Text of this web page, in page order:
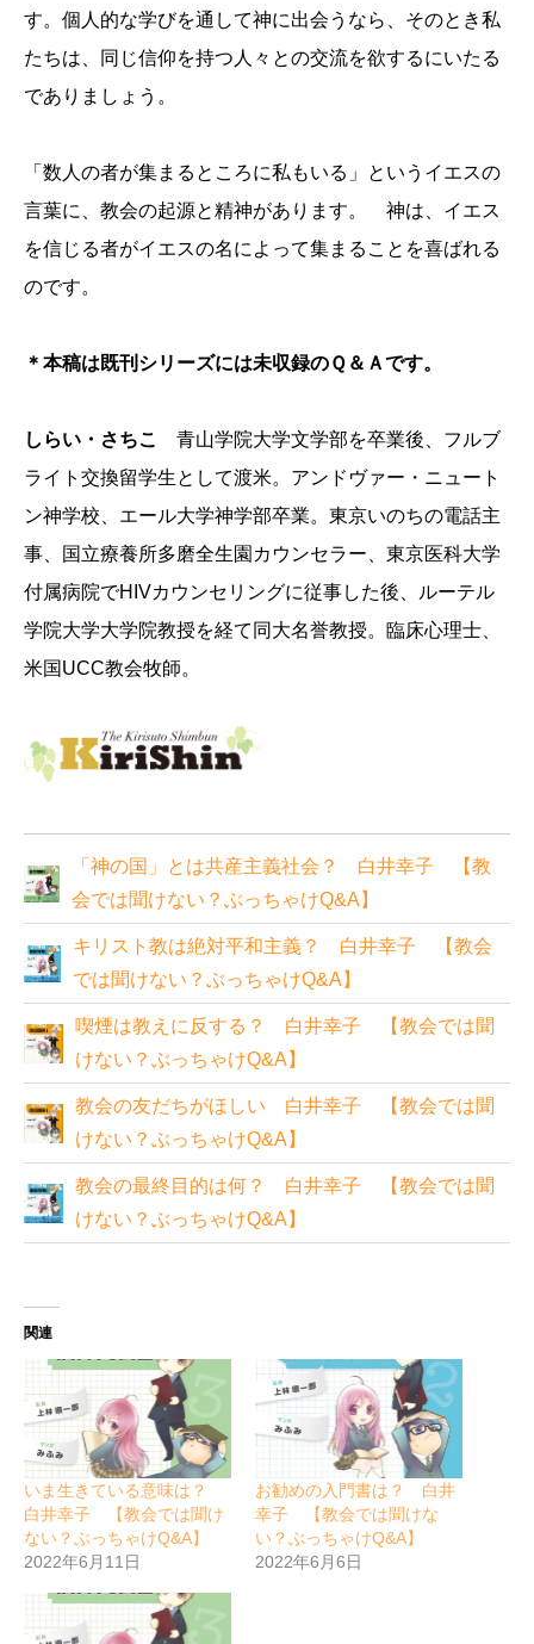
す。個人的な学びを通して神に出会うなら、そのとき私
たちは、同じ信仰を持つ人々との交流を欲するにいたる
でありましょう。
「数人の者が集まるところに私もいる」というイエスの
言葉に、教会の起源と精神があります。 神は、イエス
を信じる者がイエスの名によって集まることを喜ばれる
のです。
＊本稿は既刊シリーズには未収録のＱ＆Ａです。
しらい・さちこ
青山学院大学文学部を卒業後、フルブ
ライト交換留学生として渡米。アンドヴァー・ニュート
ン神学校、エール大学神学部卒業。東京いのちの電話主
事、国立療養所多磨全生園カウンセラー、東京医科大学
付属病院でHIVカウンセリングに従事した後、ルーテル
学院大学大学院教授を経て同大名誉教授。臨床心理士、
米国UCC教会牧師。
「神の国」とは共産主義社会？ 白井幸子 【教
会では聞けない？ぶっちゃけQ&A】
キリスト教は絶対平和主義？ 白井幸子 【教会
では聞けない？ぶっちゃけQ&A】
喫煙は教えに反する？ 白井幸子 【教会では聞
けない？ぶっちゃけQ&A】
教会の友だちがほしい 白井幸子 【教会では聞
けない？ぶっちゃけQ&A】
教会の最終目的は何？ 白井幸子 【教会では聞
けない？ぶっちゃけQ&A】
関連
いま生きている意味は？
白井幸子 【教会では聞け
ない？ぶっちゃけQ&A】
2022年6月11日
お勧めの入門書は？ 白井
幸子 【教会では聞けな
い？ぶっちゃけQ&A】
2022年6月6日